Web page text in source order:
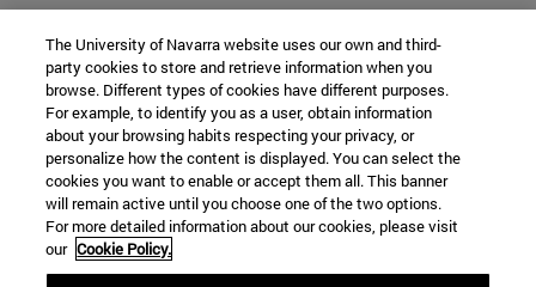
The University of Navarra website uses our own and third-
party cookies to store and retrieve information when you
browse. Different types of cookies have different purposes.
For example, to identify you as a user, obtain information
about your browsing habits respecting your privacy, or
personalize how the content is displayed. You can select the
cookies you want to enable or accept them all. This banner
will remain active until you choose one of the two options.
For more detailed information about our cookies, please visit
our Cookie Policy.